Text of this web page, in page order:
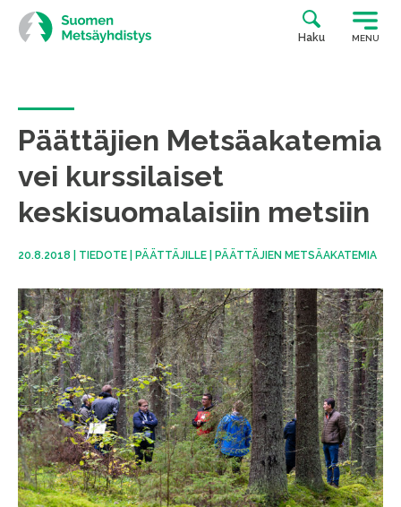
Siirry
suoraan
sisältöön
Haku MENU
Päättäjien Metsäakatemia
vei kurssilaiset
keskisuomalaisiin metsiin
20.8.2018 TIEDOTE PÄÄTTÄJILLE PÄÄTTÄJIEN METSÄAKATEMIA